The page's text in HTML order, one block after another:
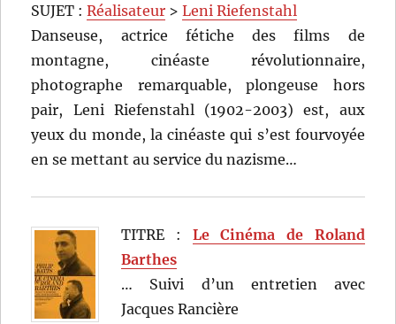
SUJET :Réalisateur >Leni Riefenstahl
Danseuse, actrice fétiche des films de
montagne, cinéaste révolutionnaire,
photographe remarquable, plongeuse hors
pair, Leni Riefenstahl (1902-2003) est, aux
yeux du monde, la cinéaste qui s’est fourvoyée
en se mettant au service du nazisme…
TITRE : Le Cinéma de Roland
Barthes
… Suivi d’un entretien avec
Jacques Rancière